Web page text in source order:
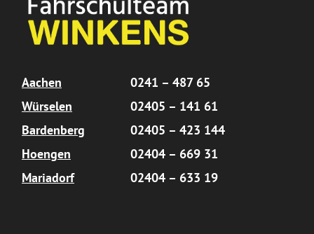
Aachen
0241 – 487 65
Würselen
02405 – 141 61
Bardenberg
02405 – 423 144
Hoengen
02404 – 669 31
Mariadorf
02404 – 633 19